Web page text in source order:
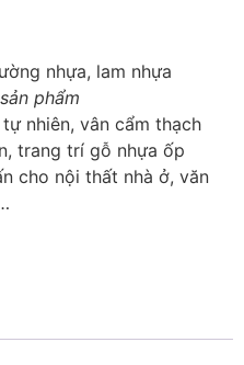
nhựa, lam nhựa
phẩm
nhiên, vân cẩm thạch
trang trí gỗ nhựa ốp
cho nội thất nhà ở, văn